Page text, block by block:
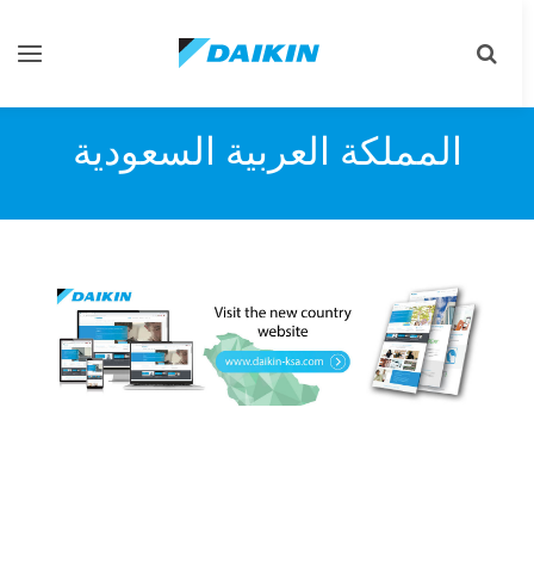
Toggle
المملكة العربية السعودية